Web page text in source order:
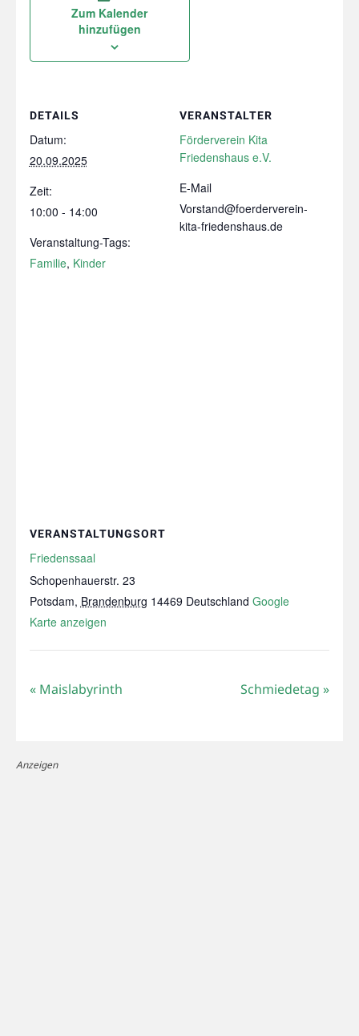
Zum Kalender
hinzufügen
DETAILS
Datum:
20.09.2025
Zeit:
10:00 - 14:00
Veranstaltung-Tags:
Familie, Kinder
VERANSTALTER
Förderverein Kita
Friedenshaus e.V.
E-Mail
Vorstand@foerderverein-
kita-friedenshaus.de
VERANSTALTUNGSORT
Friedenssaal
Schopenhauerstr. 23
Potsdam, Brandenburg 14469 Deutschland Google
Karte anzeigen
«Maislabyrinth Schmiedetag»
Anzeigen